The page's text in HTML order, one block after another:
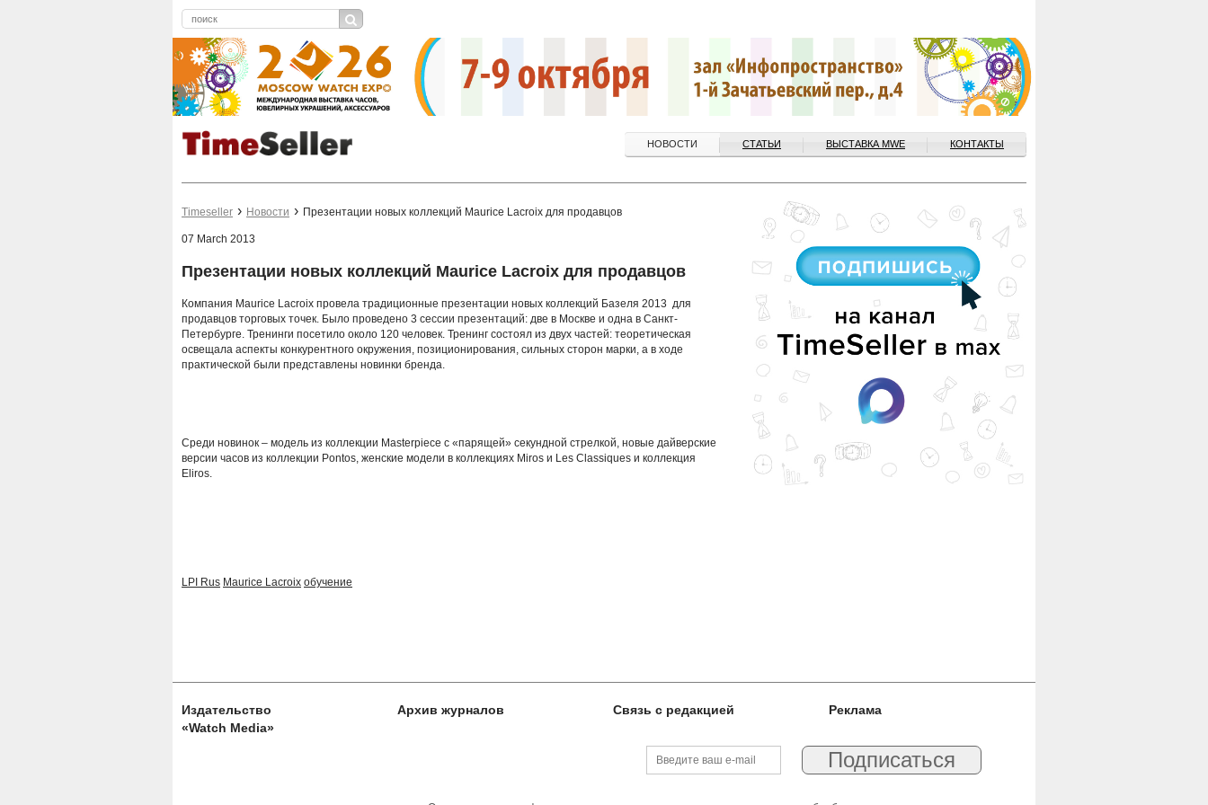
НОВОСТИ СТАТЬИ ВЫСТАВКА MWE КОНТАКТЫ
Timeseller Новости Презентации новых коллекций Maurice Lacroix для продавцов
07 March 2013
Презентации новых коллекций Maurice Lacroix для продавцов
Компания Maurice Lacroix провела традиционные презентации новых коллекций Базеля 2013 для
продавцов торговых точек. Было проведено 3 сессии презентаций: две в Москве и одна в Санкт-
Петербурге. Тренинги посетило около 120 человек. Тренинг состоял из двух частей: теоретическая
освещала аспекты конкурентного окружения, позиционирования, сильных сторон марки, а в ходе
практической были представлены новинки бренда.
Среди новинок – модель из коллекции Masterpiece с «парящей» секундной стрелкой, новые дайверские
версии часов из коллекции Pontos, женские модели в коллекциях Miros и Les Classiques и коллекция
Eliros.
LPI Rus Maurice Lacroix обучение
Издательство
«Watch Media»
Архив журналов Связь с редакцией Реклама